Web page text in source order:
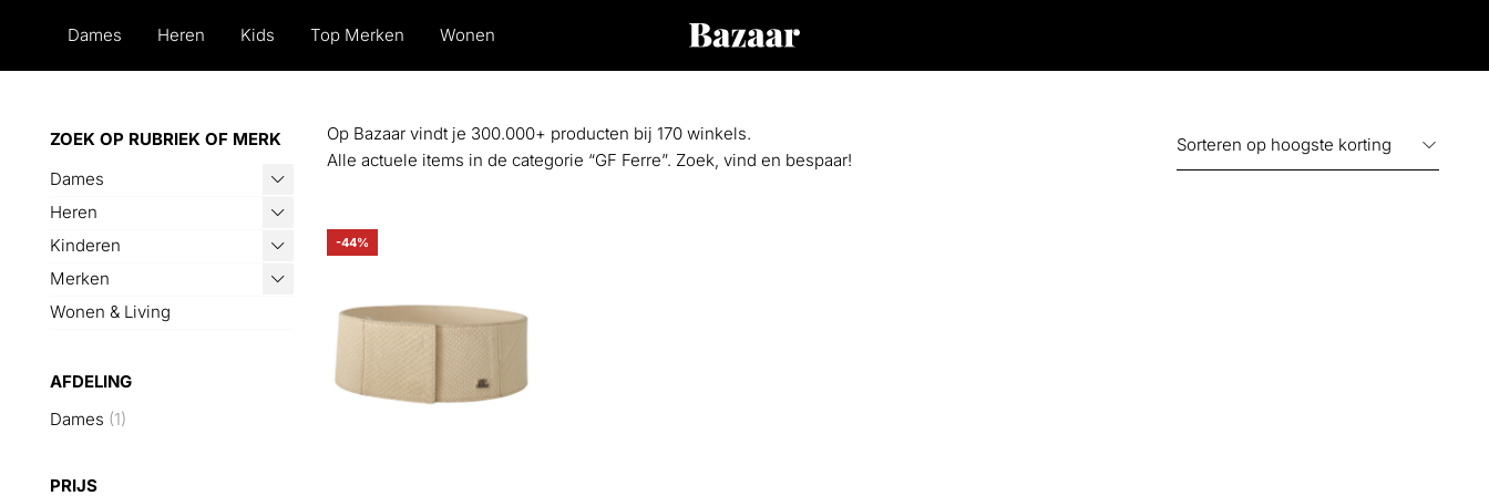
Dames Heren Kids Top Merken Wonen
ZOEK OP RUBRIEK OF MERK
Dames
Heren
Kinderen
Merken
Wonen & Living
AFDELING
Dames (1)
PRIJS
Op Bazaar vindt je 300.000+ producten bij 170 winkels.
Alle actuele items in de categorie “GF Ferre”. Zoek, vind en bespaar!
-44%